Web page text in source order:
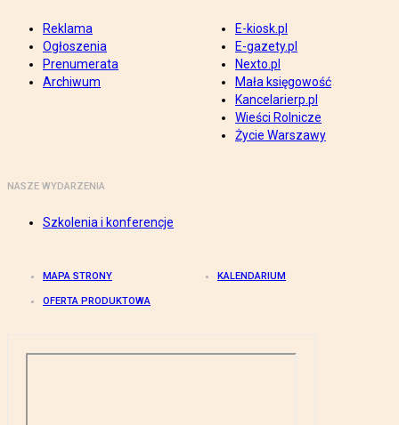
Reklama
Ogłoszenia
Prenumerata
Archiwum
E-kiosk.pl
E-gazety.pl
Nexto.pl
Mała księgowość
Kancelarierp.pl
Wieści Rolnicze
Życie Warszawy
NASZE WYDARZENIA
Szkolenia i konferencje
MAPA STRONY KALENDARIUM
OFERTA PRODUKTOWA